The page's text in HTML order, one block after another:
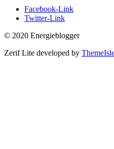
Facebook-Link
Twitter-Link
© 2020 Energieblogger
Zerif Lite developed by